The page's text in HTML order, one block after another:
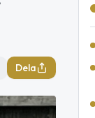
Dela